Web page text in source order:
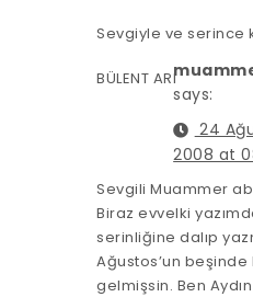
Sevgiyle ve serince
BÜLENT ARI
says:
24
2008 at
Sevgili Muammer
Biraz evvelki
serinliğine dalıp
Ağustos’un beşinde
gelmişsin. Ben